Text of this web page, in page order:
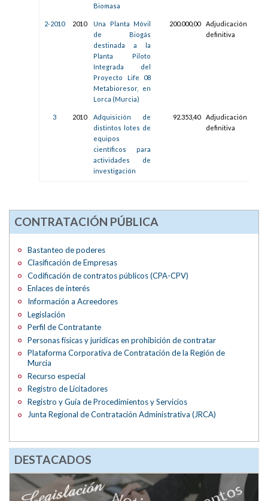
Biomasa
2-2010 2010
Una Planta Móvil
de Biogás
destinada a la
Planta Piloto
Integrada del
Proyecto Life 08
Metabioresor, en
Lorca (Murcia)
200.000,00
Adjudicación
definitiva
3 2010
Adquisición de
distintos lotes de
equipos
científicos para
actividades de
investigación
92.353,40
Adjudicación
definitiva
CONTRATACIÓN PÚBLICA
Bastanteo de poderes
Clasificación de Empresas
Codificación de contratos públicos (CPA-CPV)
Enlaces de interés
Información a Acreedores
Legislación
Perfil de Contratante
Personas físicas y jurídicas en prohibición de contratar
Plataforma Corporativa de Contratación de la Región de
Murcia
Recurso especial
Registro de Licitadores
Registro y Guía de Procedimientos y Servicios
Junta Regional de Contratación Administrativa (JRCA)
DESTACADOS